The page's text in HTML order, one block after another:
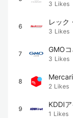
3 Likes
6
レック
社
3 Likes
7
GMO
3 Likes
8
Mercari
2 Likes
9
KDDI
1 Likes